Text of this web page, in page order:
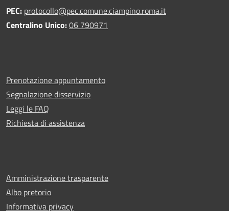
PEC: protocollo@pec.comune.ciampino.roma.it
Centralino Unico:06 790971
Prenotazione appuntamento
Segnalazione disservizio
Leggi le FAQ
Richiesta di assistenza
Amministrazione trasparente
Albo pretorio
Informativa privacy